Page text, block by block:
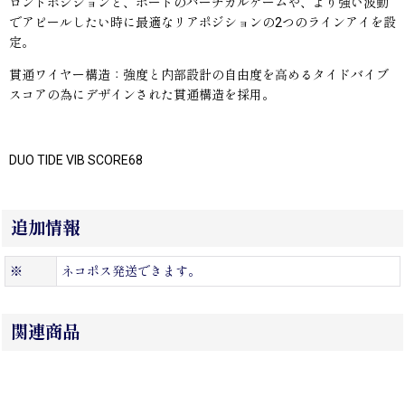
ロントポジションと、ボートのバーチカルゲームや、より強い波動
でアピールしたい時に最適なリアポジションの2つのラインアイを設
定。
貫通ワイヤー構造：強度と内部設計の自由度を高めるタイドバイブ
スコアの為にデザインされた貫通構造を採用。
DUO TIDE VIB SCORE68
追加情報
※ ネコポス発送できます。
関連商品